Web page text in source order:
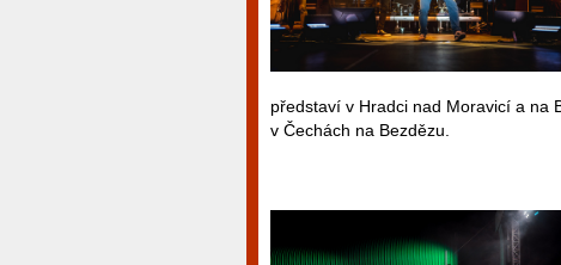
představí v Hradci nad Moravicí a na
v Čechách na Bezdězu.